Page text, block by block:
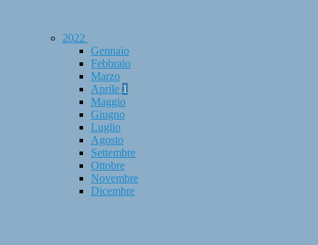
2022
Gennaio
Febbraio
Marzo
Aprile 1
Maggio
Giugno
Luglio
Agosto
Settembre
Ottobre
Novembre
Dicembre